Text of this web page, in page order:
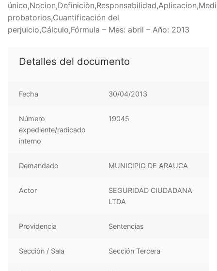
probatorios,Cuantificación del
perjuicio,Cálculo,Fórmula – Mes: abril – Año: 2013
Detalles del documento
Fecha 30/04/2013
Número
expediente/radicado
interno
19045
Demandado MUNICIPIO DE ARAUCA
Actor
SEGURIDAD CIUDADANA
LTDA
Providencia Sentencias
Sección / Sala Sección Tercera